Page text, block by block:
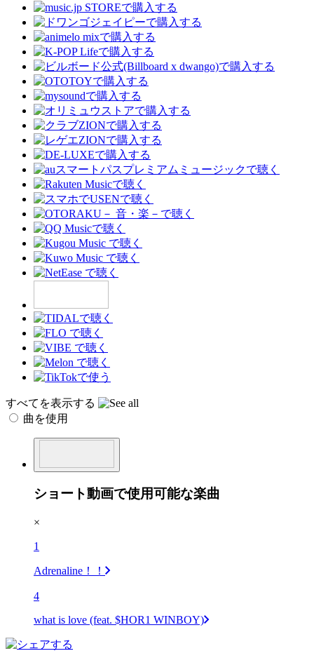
すべてを表示する
曲を使用
ショート動画で使用可能な楽曲
×
1
Adrenaline！！
4
what is love (feat. $HOR1 WINBOY)